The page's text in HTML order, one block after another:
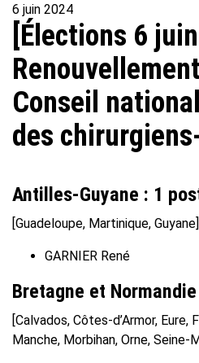
6 juin 2024
[Élections 6
Conseil
des
Antilles-Guyane : 1
[Guadeloupe, Martinique, Guyane]
GARNIER René
Bretagne et
[Calvados, Côtes-d’Armor,
Manche, Morbihan, Orne, Seine-